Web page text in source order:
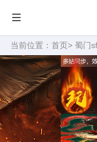
当前位置： 首页> 蜀门sf